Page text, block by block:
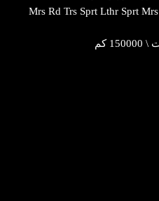
اللون الداخلي : Mrs Rd Trs Sprt Lthr Sprt Mrs